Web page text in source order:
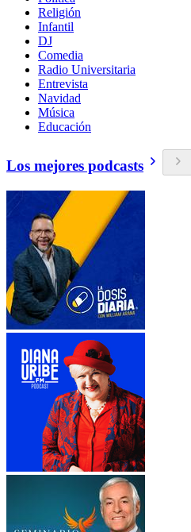
Religión
Infantil
DJ
Comedia
Radio Universitaria
Entrevista
Navidad
Música
Educación
Los mejores podcasts